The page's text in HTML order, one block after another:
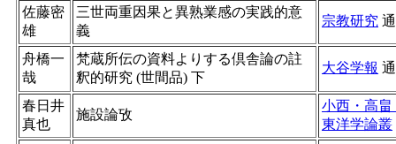
佐藤密
雄
三世両重因果と異熟業感の実践的意
義
宗教研究
舟橋一
哉
梵蔵所伝の資料よりする倶舎論の註
釈的研究 (世間品) 下
大谷学報
春日井
真也
施設論攷
小西・高
東洋学論叢